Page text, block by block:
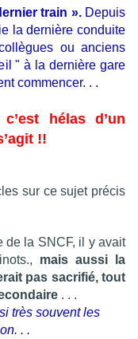
train ». Depuis
la dernière conduite
ou anciens
" à la dernière gare
commencer. . .
hélas d’un
!!
sur ce sujet précis
de la SNCF, il y avait
mais aussi la
pas sacrifié, tout
. . .
très souvent les
. .